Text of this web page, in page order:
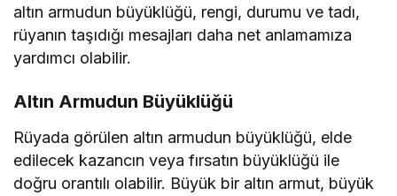
altın armudun büyüklüğü, rengi, durumu ve tadı,
rüyanın taşıdığı mesajları daha net anlamamıza
yardımcı olabilir.
Altın Armudun Büyüklüğü
Rüyada görülen altın armudun büyüklüğü, elde
edilecek kazancın veya fırsatın büyüklüğü ile
doğru orantılı olabilir. Büyük bir altın armut, büyük